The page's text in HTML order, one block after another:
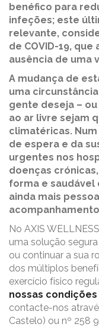
benéfico para
infeções; este
relevante,
de COVID-19,
ausência de uma
A mudança de
uma
gente deseja –
ao ar livre sejam
climatéricas.
de espera e da
urgentes nos
doenças
forma e saudável
ainda mais
No AXIS
uma solução
ou continuar a sua
dos múltiplos
exercício físico
nossas
contacte-nos
Castelo) ou nº 258